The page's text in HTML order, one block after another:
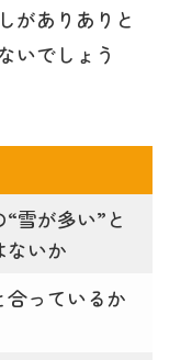
がありありと
いでしょう
雪が多い”と
ないか
合っているか